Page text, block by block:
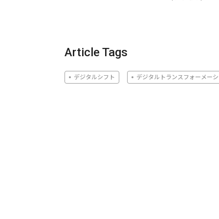
Article Tags
デジタルシフト デジタルトランスフォーメー